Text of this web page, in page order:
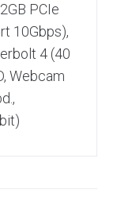
PCIe
10Gbps),
4 (40
Webcam